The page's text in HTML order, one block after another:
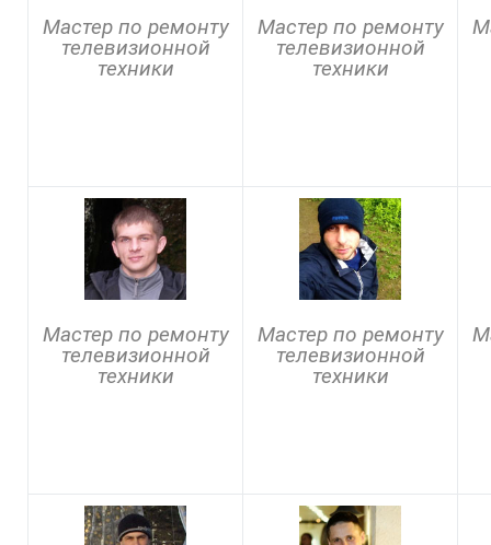
Мастер по ремонту
телевизионной
техники
Мастер по ремонту
телевизионной
техники
Мастер по ремонту
телевизионной
техники
Мастер по ремонту
телевизионной
техники